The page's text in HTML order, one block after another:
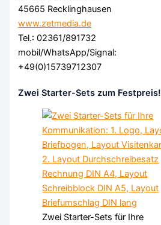
45665 Recklinghausen
www.zetmedia.de
Tel.: 02361/891732
mobil/WhatsApp/Signal:
+49(0)15739712307
Zwei Starter-Sets zum Festpreis!
Zwei Starter-Sets für Ihre